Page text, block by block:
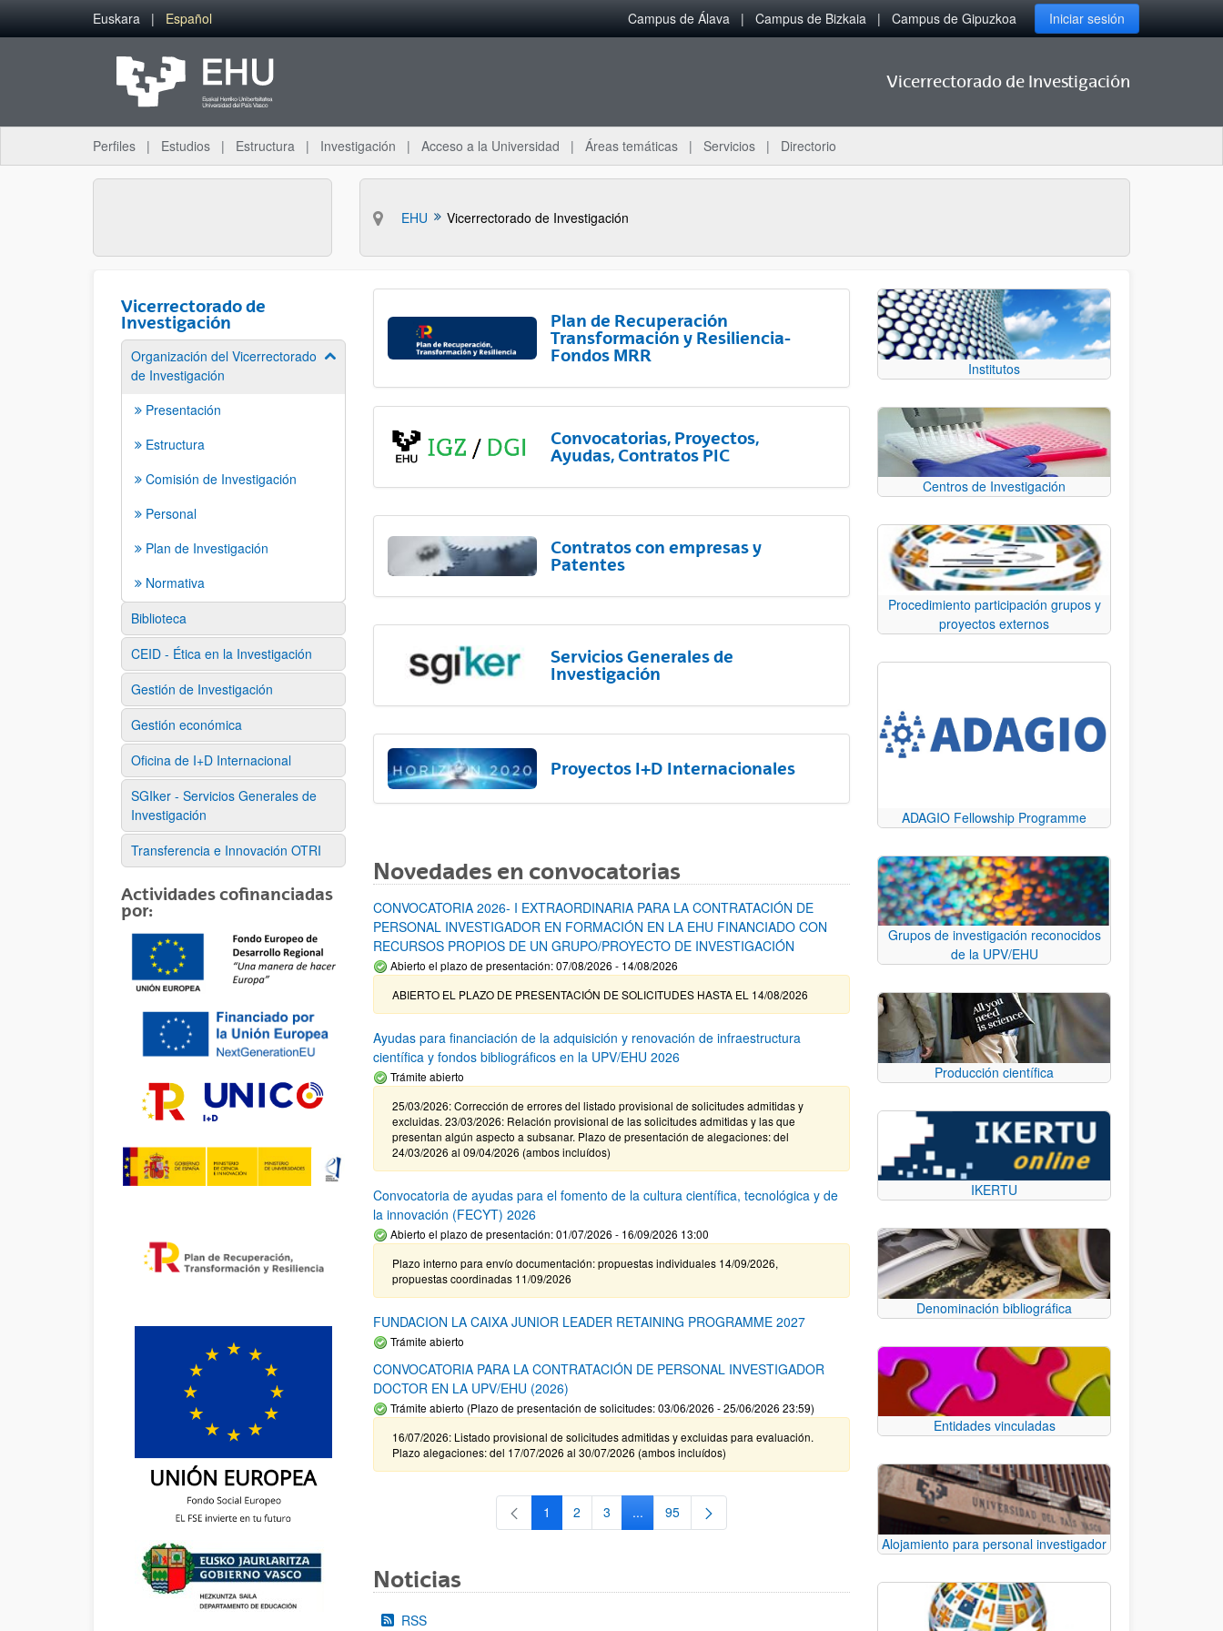
Saltar al contenido principal
Euskara Español Campus de Álava Campus de Bizkaia Campus de Gipuzkoa Iniciar sesión
Vicerrectorado de Investigación
Perfiles Estudios Estructura Investigación Acceso a la Universidad Áreas temáticas Servicios Directorio
EHU Vicerrectorado de Investigación
Vicerrectorado de
Investigación
Organización del Vicerrectorado
de Investigación
Mostrar/ocultar subpáginas
Presentación
Estructura
Comisión de Investigación
Personal
Plan de Investigación
Normativa
Biblioteca
CEID - Ética en la Investigación
Gestión de Investigación
Gestión económica
Oficina de I+D Internacional
SGIker - Servicios Generales de
Investigación
Transferencia e Innovación OTRI
Actividades cofinanciadas
por:
Plan de Recuperación
Transformación y Resiliencia-
Fondos MRR
Convocatorias, Proyectos,
Ayudas, Contratos PIC
Contratos con empresas y
Patentes
Servicios Generales de
Investigación
Proyectos I+D Internacionales
Novedades en convocatorias
CONVOCATORIA 2026- I EXTRAORDINARIA PARA LA CONTRATACIÓN DE
PERSONAL INVESTIGADOR EN FORMACIÓN EN LA EHU FINANCIADO CON
RECURSOS PROPIOS DE UN GRUPO/PROYECTO DE INVESTIGACIÓN
Abierto el plazo de presentación: 07/08/2026 - 14/08/2026
ABIERTO EL PLAZO DE PRESENTACIÓN DE SOLICITUDES HASTA EL 14/08/2026
Ayudas para financiación de la adquisición y renovación de infraestructura
científica y fondos bibliográficos en la UPV/EHU 2026
Trámite abierto
25/03/2026: Corrección de errores del listado provisional de solicitudes admitidas y
excluidas. 23/03/2026: Relación provisional de las solicitudes admitidas y las que
presentan algún aspecto a subsanar. Plazo de presentación de alegaciones: del
24/03/2026 al 09/04/2026 (ambos incluídos)
Convocatoria de ayudas para el fomento de la cultura científica, tecnológica y de
la innovación (FECYT) 2026
Abierto el plazo de presentación: 01/07/2026 - 16/09/2026 13:00
Plazo interno para envío documentación: propuestas individuales 14/09/2026,
propuestas coordinadas 11/09/2026
FUNDACION LA CAIXA JUNIOR LEADER RETAINING PROGRAMME 2027
Trámite abierto
CONVOCATORIA PARA LA CONTRATACIÓN DE PERSONAL INVESTIGADOR
DOCTOR EN LA UPV/EHU (2026)
Trámite abierto (Plazo de presentación de solicitudes: 03/06/2026 - 25/06/2026 23:59)
16/07/2026: Listado provisional de solicitudes admitidas y excluidas para evaluación.
Plazo alegaciones: del 17/07/2026 al 30/07/2026 (ambos incluídos)
Página
1 Página
2 Página
3 ...Páginas intermedias Use TAB para desplazarse.
Página
95
Noticias
RSS
Institutos
Centros de Investigación
Procedimiento participación grupos y
proyectos externos
ADAGIO Fellowship Programme
Grupos de investigación reconocidos
de la UPV/EHU
Producción científica
IKERTU
Denominación bibliográfica
Entidades vinculadas
Alojamiento para personal investigador